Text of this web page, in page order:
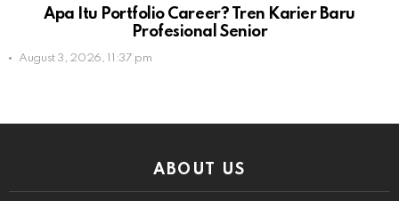
Apa Itu Portfolio Career? Tren Karier Baru
Profesional Senior
August 3, 2026, 11:37 pm
ABOUT US